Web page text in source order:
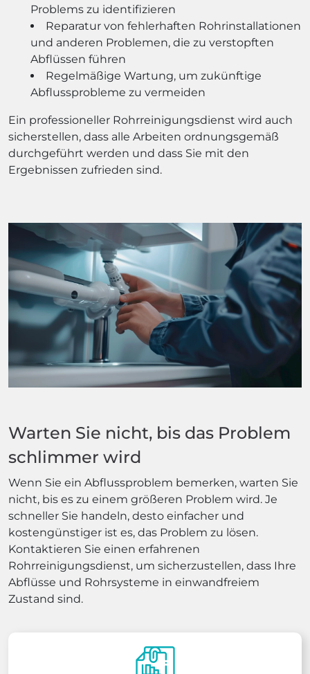
Problems zu identifizieren
Reparatur von fehlerhaften Rohrinstallationen
und anderen Problemen, die zu verstopften
Abflüssen führen
Regelmäßige Wartung, um zukünftige
Abflussprobleme zu vermeiden
Ein professioneller Rohrreinigungsdienst wird auch
sicherstellen, dass alle Arbeiten ordnungsgemäß
durchgeführt werden und dass Sie mit den
Ergebnissen zufrieden sind.
Warten Sie nicht, bis das Problem
schlimmer wird
Wenn Sie ein Abflussproblem bemerken, warten Sie
nicht, bis es zu einem größeren Problem wird. Je
schneller Sie handeln, desto einfacher und
kostengünstiger ist es, das Problem zu lösen.
Kontaktieren Sie einen erfahrenen
Rohrreinigungsdienst, um sicherzustellen, dass Ihre
Abflüsse und Rohrsysteme in einwandfreiem
Zustand sind.